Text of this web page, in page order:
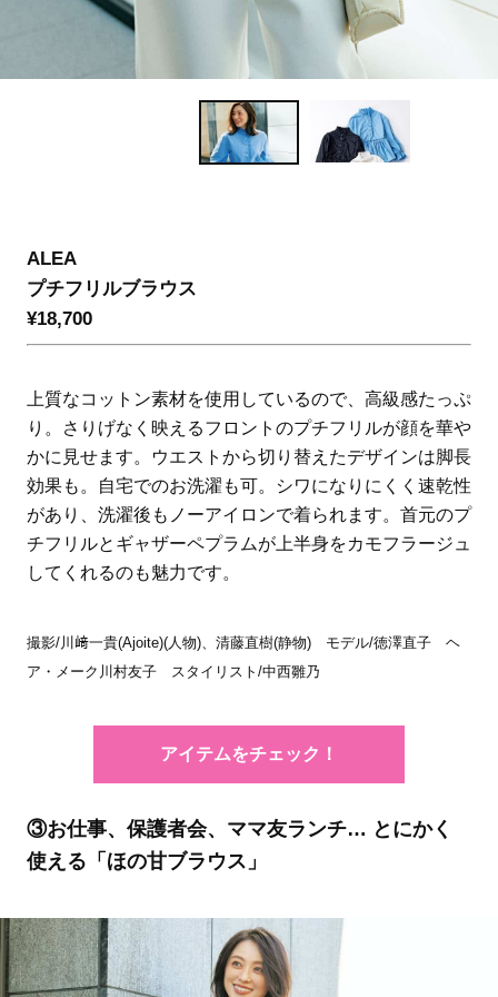
ALEA
プチフリルブラウス
¥18,700
上質なコットン素材を使用しているので、高級感たっぷ
り。さりげなく映えるフロントのプチフリルが顔を華や
かに見せます。ウエストから切り替えたデザインは脚長
効果も。自宅でのお洗濯も可。シワになりにくく速乾性
があり、洗濯後もノーアイロンで着られます。首元のプ
チフリルとギャザーペプラムが上半身をカモフラージュ
してくれるのも魅力です。
撮影/川﨑一貴(Ajoite)(人物)、清藤直樹(静物) モデル/徳澤直子 ヘ
ア・メーク川村友子 スタイリスト/中西雛乃
アイテムをチェック！
③お仕事、保護者会、ママ友ランチ… とにかく
使える「ほの甘ブラウス」